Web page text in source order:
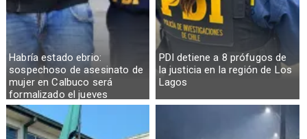
Habría estado ebrio:
sospechoso de asesinato de
mujer en Calbuco será
formalizado el jueves
PDI detiene a 8 prófugos de
la justicia en la región de Los
Lagos